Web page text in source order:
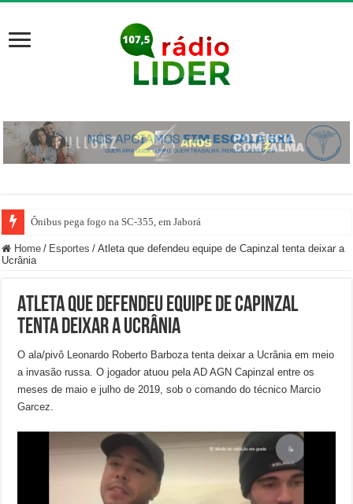
Ônibus pega fogo na SC-355, em Jaborá
Home / Esportes / Atleta que defendeu equipe de Capinzal tenta deixar a
Ucrânia
Atleta que defendeu equipe de Capinzal
tenta deixar a Ucrânia
O ala/pivô Leonardo Roberto Barboza tenta deixar a Ucrânia em meio
a invasão russa. O jogador atuou pela AD AGN Capinzal entre os
meses de maio e julho de 2019, sob o comando do técnico Marcio
Garcez.